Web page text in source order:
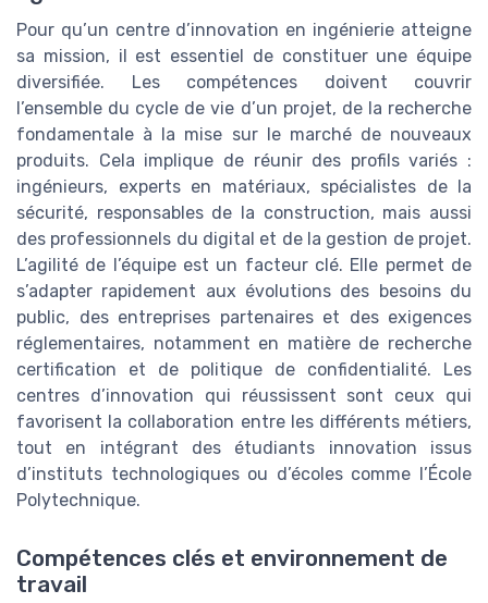
Pour qu’un centre d’innovation en ingénierie atteigne
sa mission, il est essentiel de constituer une équipe
diversifiée. Les compétences doivent couvrir
l’ensemble du cycle de vie d’un projet, de la recherche
fondamentale à la mise sur le marché de nouveaux
produits. Cela implique de réunir des profils variés :
ingénieurs, experts en matériaux, spécialistes de la
sécurité, responsables de la construction, mais aussi
des professionnels du digital et de la gestion de projet.
L’agilité de l’équipe est un facteur clé. Elle permet de
s’adapter rapidement aux évolutions des besoins du
public, des entreprises partenaires et des exigences
réglementaires, notamment en matière de recherche
certification et de politique de confidentialité. Les
centres d’innovation qui réussissent sont ceux qui
favorisent la collaboration entre les différents métiers,
tout en intégrant des étudiants innovation issus
d’instituts technologiques ou d’écoles comme l’École
Polytechnique.
Compétences clés et environnement de
travail